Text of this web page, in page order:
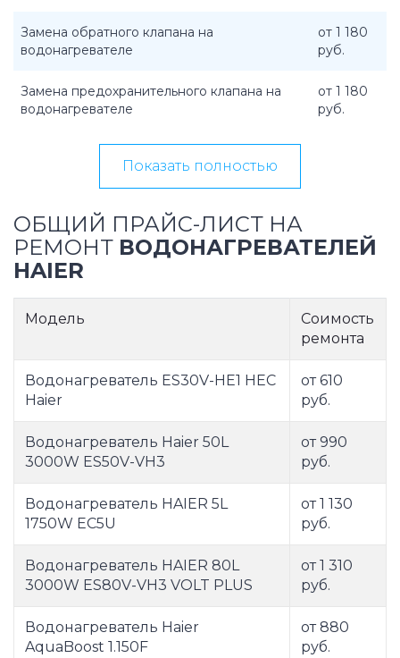
Замена обратного клапана на
водонагревателе
от 1 180
руб.
Замена предохранительного клапана на
водонагревателе
от 1 180
руб.
Показать полностью
ОБЩИЙ ПРАЙС-ЛИСТ НА
РЕМОНТ ВОДОНАГРЕВАТЕЛЕЙ
HAIER
Модель
Соимость
ремонта
Водонагреватель ES30V-HE1 HEC
Haier
от 610
руб.
Водонагреватель Haier 50L
3000W ES50V-VH3
от 990
руб.
Водонагреватель HAIER 5L
1750W EC5U
от 1 130
руб.
Водонагреватель HAIER 80L
3000W ES80V-VH3 VOLT PLUS
от 1 310
руб.
Водонагреватель Haier
AquaBoost 1.150F
от 880
руб.